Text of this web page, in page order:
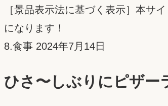
［景品表示法に基づく表示］本サ
になります！
8.食事 投
日：
2024年7月14日
ひさ〜しぶりにピザー